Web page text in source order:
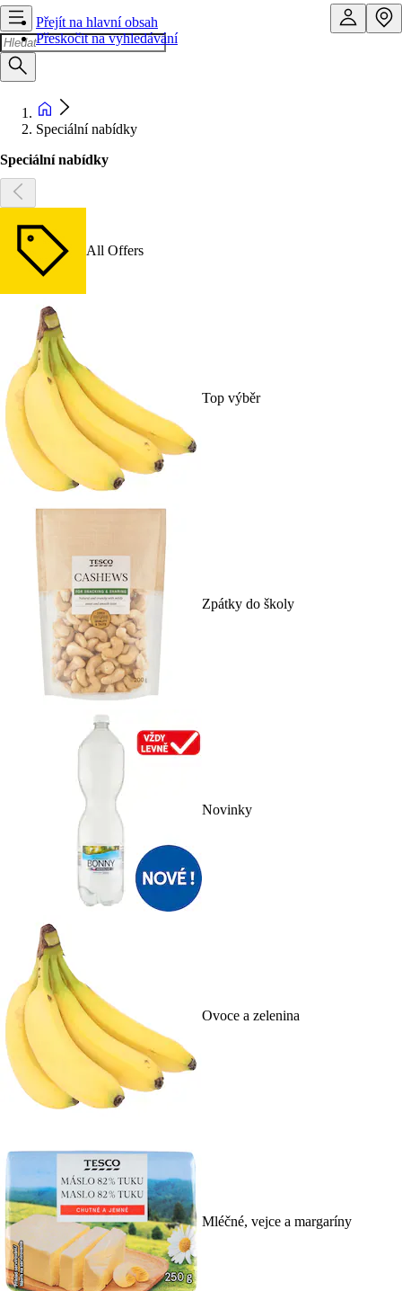
Přejít na hlavní obsah
Přeskočit na vyhledávání
Speciální nabídky
Speciální nabídky
All Offers
Top výběr
Zpátky do školy
Novinky
Ovoce a zelenina
Mléčné, vejce a margaríny